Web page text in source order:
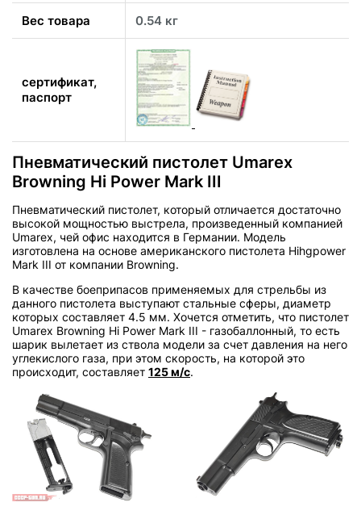
Вес товара 0.54 кг
сертификат,
паспорт
Пневматический пистолет Umarex
Browning Hi Power Mark III
Пневматический пистолет, который отличается достаточно
высокой мощностью выстрела, произведенный компанией
Umarex, чей офис находится в Германии. Модель
изготовлена на основе американского пистолета Hihgpower
Mark III от компании Browning.
В качестве боеприпасов применяемых для стрельбы из
данного пистолета выступают стальные сферы, диаметр
которых составляет 4.5 мм. Хочется отметить, что пистолет
Umarex Browning Hi Power Mark III - газобаллонный, то есть
шарик вылетает из ствола модели за счет давления на него
углекислого газа, при этом скорость, на которой это
происходит, составляет 125 м/с.